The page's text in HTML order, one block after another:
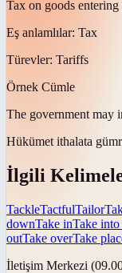
Tax on goods
Eş anlamlılar: Tax
Türevler: Tariffs
Örnek Cümle
The government may
Hükümet ithalata
İlgili
TackleTactfulTailor
downTake inTake
outTake overTake
İletişim Merkezi